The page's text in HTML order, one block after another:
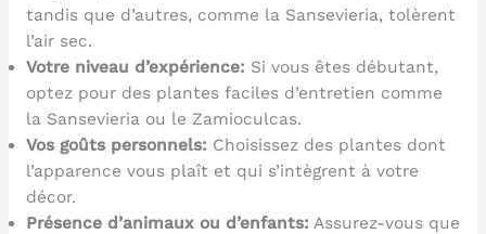
tandis que d’autres, comme la Sansevieria, tolèrent
l’air sec.
Votre niveau d’expérience: Si vous êtes débutant,
optez pour des plantes faciles d’entretien comme
la Sansevieria ou le Zamioculcas.
Vos goûts personnels: Choisissez des plantes dont
l’apparence vous plaît et qui s’intègrent à votre
décor.
Présence d’animaux ou d’enfants: Assurez-vous que